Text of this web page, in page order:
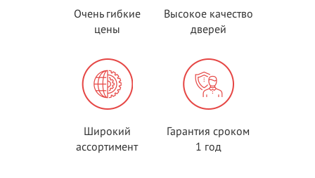
Очень гибкие
цены
Высокое качество
дверей
Широкий
ассортимент
Гарантия сроком
1 год